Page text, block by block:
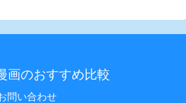
画のおすすめ比較
問い合わせ